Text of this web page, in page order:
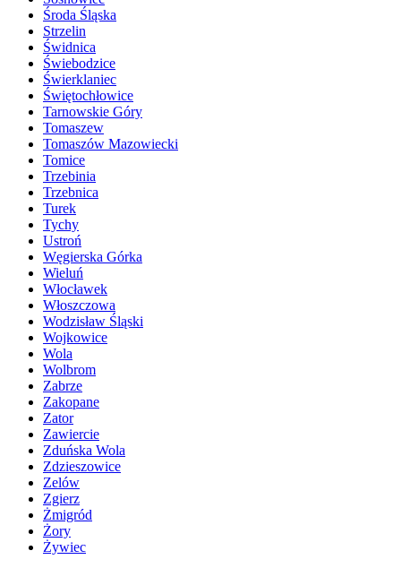
Środa Śląska
Strzelin
Świdnica
Świebodzice
Świerklaniec
Świętochłowice
Tarnowskie Góry
Tomaszew
Tomaszów Mazowiecki
Tomice
Trzebinia
Trzebnica
Turek
Tychy
Ustroń
Węgierska Górka
Wieluń
Włocławek
Włoszczowa
Wodzisław Śląski
Wojkowice
Wola
Wolbrom
Zabrze
Zakopane
Zator
Zawiercie
Zduńska Wola
Zdzieszowice
Zelów
Zgierz
Żmigród
Żory
Żywiec